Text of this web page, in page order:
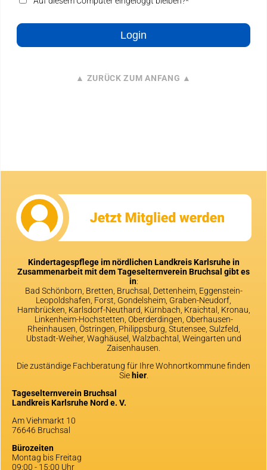
Login
▲ ZURÜCK ZUM ANFANG ▲
Tageselternverein Bruchsal
Landkreis Karlsruhe Nord e. V.
Am Viehmarkt 10
76646 Bruchsal
Bürozeiten
Montag bis Freitag
09:00 - 15:00 Uhr
Kindertagespflege im nördlichen Landkreis Karlsruhe in
Zusammenarbeit mit dem Tageselternverein Bruchsal gibt es
in:
Bad Schönborn, Bretten, Bruchsal, Dettenheim, Eggenstein-
Leopoldshafen, Forst, Gondelsheim, Graben-Neudorf,
Hambrücken, Karlsdorf-Neuthard, Kürnbach, Kraichtal, Kronau,
Linkenheim-Hochstetten, Oberderdingen, Oberhausen-
Rheinhausen, Östringen, Philippsburg, Stutensee, Sulzfeld,
Ubstadt-Weiher, Waghäusel, Walzbachtal, Weingarten und
Zaisenhausen.
Die zuständige Fachberatung für Ihre Wohnortkommune finden
Sie hier.